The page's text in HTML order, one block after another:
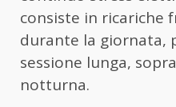
consiste in ricariche
durante la giornata,
sessione lunga,
notturna.